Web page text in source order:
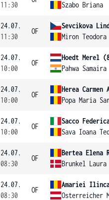
11:30
Szabo Briana
24.07.
11:30
OF
Sevcikova
Miron Teodora
24.07.
10:00
OF
Hoedt Merel
Pahwa Samaira
24.07.
10:00
OF
Herea Carmen
Popa Maria
24.07.
10:00
OF
Sacco
Sava Ioana
24.07.
08:30
OF
Bertea Elena
Brunkel Laura
24.07.
08:30
OF
Amariei
Osterreicher